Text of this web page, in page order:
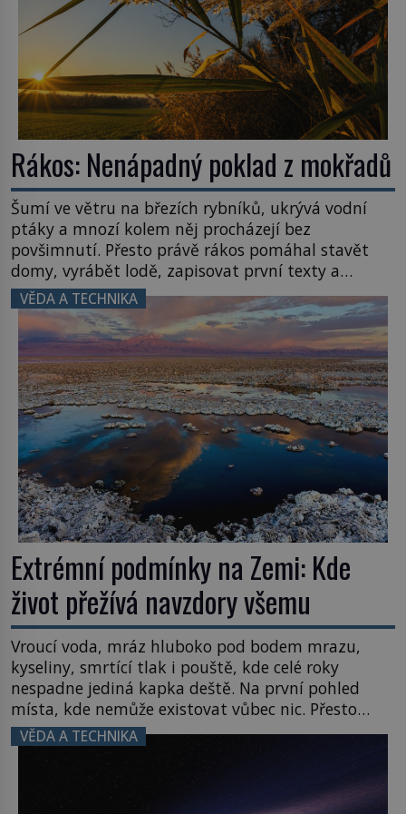
Rákos: Nenápadný poklad z mokřadů
Šumí ve větru na březích rybníků, ukrývá vodní
ptáky a mnozí kolem něj procházejí bez
povšimnutí. Přesto právě rákos pomáhal stavět
domy, vyrábět lodě, zapisovat první texty a
inspiroval řadu pověstí. Tato skromná, ale
užitečná rostlina provází člověka už tisíce let.
Většina lidí vnímá rákos jen jako obyčejnou kulisu
letního koupání. Stačí se však podívat […]
VĚDA A TECHNIKA
Extrémní podmínky na Zemi: Kde
život přežívá navzdory všemu
Vroucí voda, mráz hluboko pod bodem mrazu,
kyseliny, smrtící tlak i pouště, kde celé roky
nespadne jediná kapka deště. Na první pohled
místa, kde nemůže existovat vůbec nic. Přesto
právě tady vědci objevují organismy, které
posouvají hranice života. Každý nový nález mění
naše představy o tom, co všechno dokáže příroda a
napovídá, kde bychom jednou […]
VĚDA A TECHNIKA